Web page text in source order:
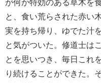
が何か特効のある草木を
と、食い荒らされた赤い
実を持ち帰り、ゆでた汁
と気がついた。修道士は
とを思いつき、毎日これ
り続けることができた。